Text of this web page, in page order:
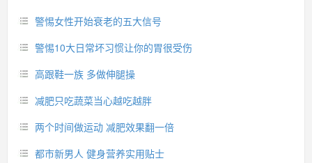
警惕女性开始衰老的五大信号
警惕10大日常坏习惯让你的胃很受伤
高跟鞋一族 多做伸腿操
减肥只吃蔬菜当心越吃越胖
两个时间做运动 减肥效果翻一倍
都市新男人 健身营养实用贴士